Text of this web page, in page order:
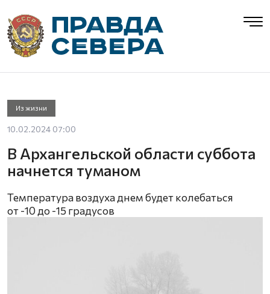
Из жизни
10.02.2024 07:00
В Архангельской области суббота
начнется туманом
Температура воздуха днем будет колебаться
от -10 до -15 градусов